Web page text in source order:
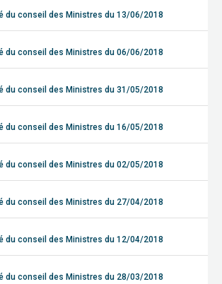
du conseil des Ministres du 13/06/2018
du conseil des Ministres du 06/06/2018
du conseil des Ministres du 31/05/2018
du conseil des Ministres du 16/05/2018
du conseil des Ministres du 02/05/2018
du conseil des Ministres du 27/04/2018
du conseil des Ministres du 12/04/2018
du conseil des Ministres du 28/03/2018